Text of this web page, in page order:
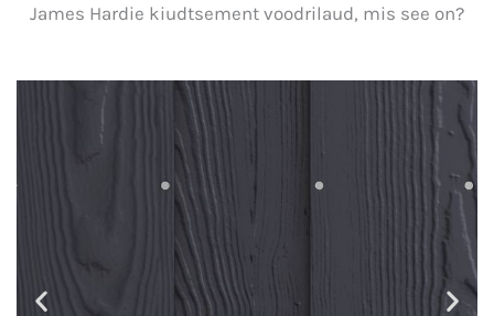
James Hardie kiudtsement voodrilaud, mis see on?